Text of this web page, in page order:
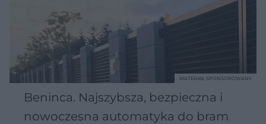
Beninca. Najszybsza, bezpieczna i
nowoczesna automatyka do bram
MATERIAŁ SPONSOROWANY